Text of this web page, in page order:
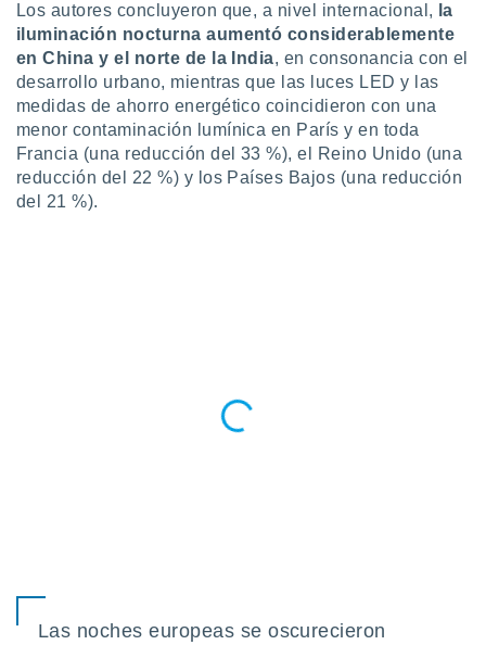
publicidad
de
1199
Los autores concluyeron que, a nivel internacional, la
iluminación nocturna aumentó considerablemente
en China y el norte de la India, en consonancia con el
desarrollo urbano, mientras que las luces LED y las
medidas de ahorro energético coincidieron con una
menor contaminación lumínica en París y en toda
Francia (una reducción del 33 %), el Reino Unido (una
reducción del 22 %) y los Países Bajos (una reducción
del 21 %).
Las noches europeas se oscurecieron